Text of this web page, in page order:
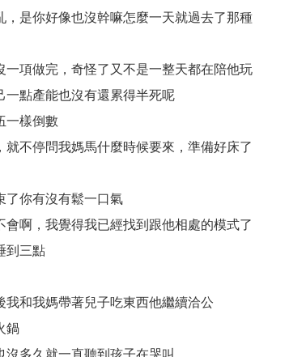
是你好像也沒幹嘛怎麼一天就過去了那種
項做完，奇怪了又不是一整天都在陪他玩
一點產能也沒有還累得半死呢
一樣倒數
不停問我媽馬什麼時候要來，準備好床了
了你有沒有鬆一口氣
啊，我覺得我已經找到跟他相處的模式了
到三點
和我媽帶著兒子吃東西他繼續洽公
鍋